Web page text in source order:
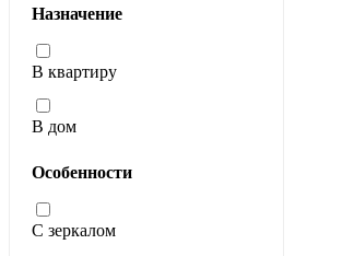
Назначение
В квартиру
В дом
Особенности
С зеркалом